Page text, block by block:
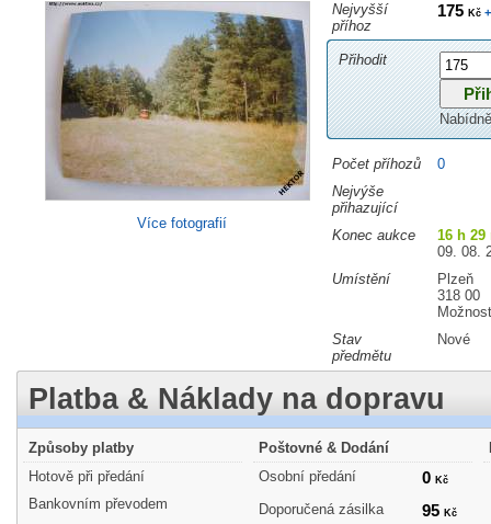
Více fotografií
Nejvyšší
příhoz
175 Kč+
Přihodit
Počet příhozů
0
Nejvýše
přihazující
Konec aukce
16 h 29
09. 08.
Umístění
Plzeň
318 00
Stav
předmětu
Nové
Platba & Náklady na dopravu
Způsoby platby
Hotově při předání
Bankovním převodem
Poštovné & Dodání
Osobní předání
0 Kč
Doporučená zásilka 95 Kč